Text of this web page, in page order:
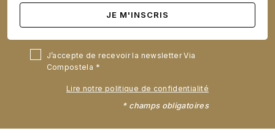
J’accepte de recevoir la newsletter Via
Compostela
Lire notre politique de confidentialité
* champs obligatoires